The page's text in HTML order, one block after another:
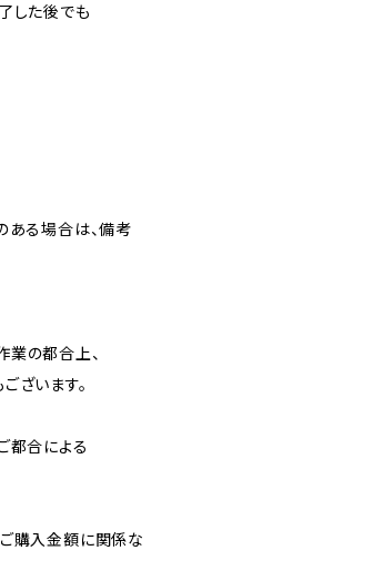
した後でも
ある場合は、備考
の都合上、
ざいます。
都合による
購入金額に関係な